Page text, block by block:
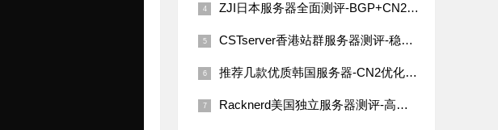
ZJI日本服务器全面测评-BGP+CN2线路，国内用户的最佳选择
CSTserver香港站群服务器测评-稳定网络与高性价比选择
推荐几款优质韩国服务器-CN2优化线路、多IP站群
Racknerd美国独立服务器测评-高性价比的洛杉矶机房选择